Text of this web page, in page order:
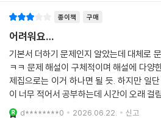
2 복장갈비관절(sternocostal joint) 118
Ⅳ. 팔의 관절 119
1 복장빗장관절(sternoclavicular joint)
2봉우리빗장관절(acromioclavicular
3 어깨관절(shoulder joint) 119
4 팔꿈치관절(elbow joint) 119
나가겠습니다.
부디 이 참고서가 해부생리학의 학습과정
형설출판사 모든 분들께 깊은 감사를 드립
2024년 9월 저자 드림
종이책 구매
어려워요…
기본서 더하기 문제인지 알았는데 대체로
ㅋㅋ 문제 해설이 구체적이며 해설에 다양
제집으로는 이거 하나면 될 듯. 하지만 일
이 너무 적어서 공부하는데 시간이 오래 걸
d********0 2026.06.22. 신고